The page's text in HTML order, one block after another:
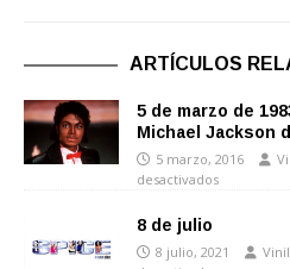
ARTÍCULOS
5 de marzo de
Michael Jackson
5 marzo, 2016
desactivados
8 de julio
8 julio, 2021